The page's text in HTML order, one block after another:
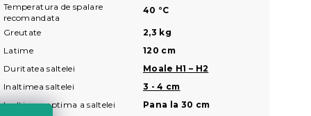
Temperatura de spalare
recomandata
40 °C
Greutate
2,3 kg
Latime
120 cm
Duritatea saltelei
Moale H1 – H2
Inaltimea saltelei
3 - 4 cm
Inaltimea optima a saltelei
Pana la 30 cm